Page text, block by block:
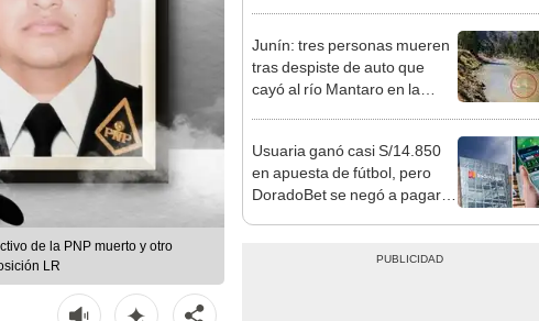
de la PNP muerto y otro
LR
Junín: tres personas mueren
tras despiste de auto que
cayó al río Mantaro en la
Usuaria ganó casi S/14.850
en apuesta de fútbol, pero
DoradoBet se negó a pagar: